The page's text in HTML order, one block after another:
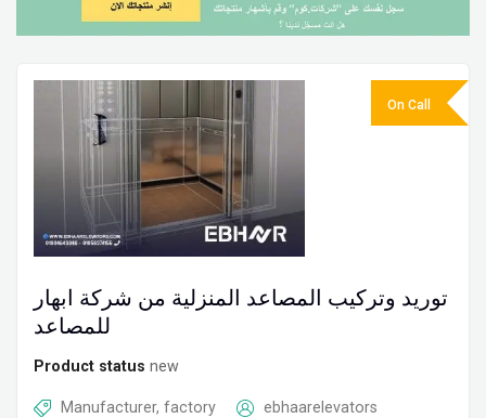
توريد وتركيب المصاعد المنزلية من شركة ابهار
للمصاعد
Product status new
Manufacturer, factory
ebhaarelevators
On Call